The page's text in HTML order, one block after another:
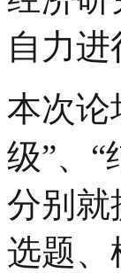
自力进
本次论
级”、
分别就
选题、